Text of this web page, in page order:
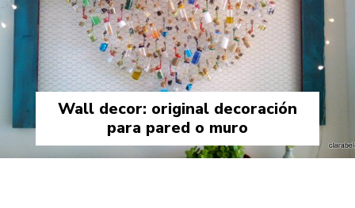
Wall decor: original decoración
para pared o muro